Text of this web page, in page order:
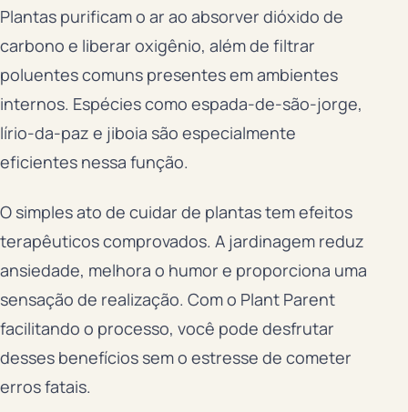
Plantas purificam o ar ao absorver dióxido de
carbono e liberar oxigênio, além de filtrar
poluentes comuns presentes em ambientes
internos. Espécies como espada-de-são-jorge,
lírio-da-paz e jiboia são especialmente
eficientes nessa função.
O simples ato de cuidar de plantas tem efeitos
terapêuticos comprovados. A jardinagem reduz
ansiedade, melhora o humor e proporciona uma
sensação de realização. Com o Plant Parent
facilitando o processo, você pode desfrutar
desses benefícios sem o estresse de cometer
erros fatais.